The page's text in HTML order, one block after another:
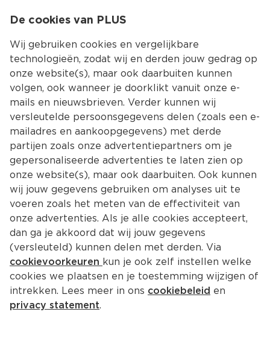
Kies jouw
De cookies van PLUS
Wij gebruiken cookies en vergelijkbare
technologieën, zodat wij en derden jouw gedrag op
onze website(s), maar ook daarbuiten kunnen
volgen, ook wanneer je doorklikt vanuit onze e-
mails en nieuwsbrieven. Verder kunnen wij
versleutelde persoonsgegevens delen (zoals een e-
mailadres en aankoopgegevens) met derde
partijen zoals onze advertentiepartners om je
gepersonaliseerde advertenties te laten zien op
onze website(s), maar ook daarbuiten. Ook kunnen
wij jouw gegevens gebruiken om analyses uit te
voeren zoals het meten van de effectiviteit van
onze advertenties. Als je alle cookies accepteert,
dan ga je akkoord dat wij jouw gegevens
(versleuteld) kunnen delen met derden. Via
cookievoorkeuren kun je ook zelf instellen welke
cookies we plaatsen en je toestemming wijzigen of
intrekken. Lees meer in ons cookiebeleid en
privacy statement.